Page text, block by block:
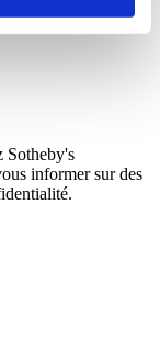
Sotheby's
informer sur des